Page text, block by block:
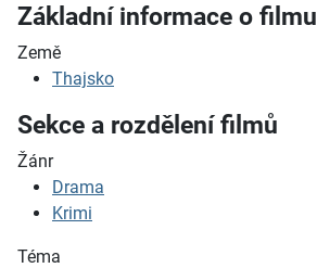
Základní informace o filmu
Země
Thajsko
Sekce a rozdělení filmů
Žánr
Drama
Krimi
Téma